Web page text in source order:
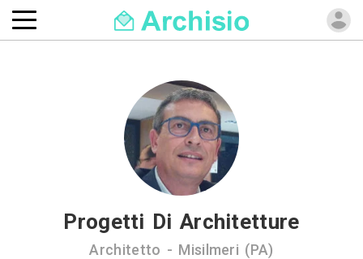
Progetti Di Architetture
Architetto - Misilmeri (PA)